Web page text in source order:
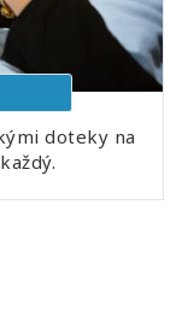
doteky na